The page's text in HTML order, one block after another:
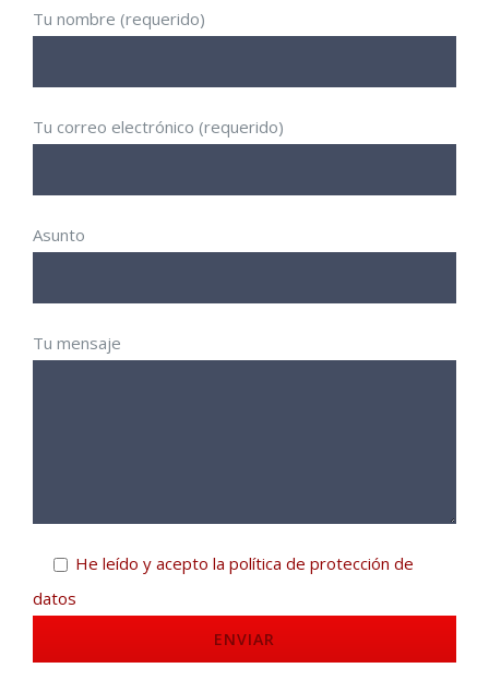
Tu nombre (requerido)
Tu correo electrónico (requerido)
Asunto
Tu mensaje
He leído y acepto la política de protección de
datos